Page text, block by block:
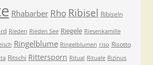
Rhabarber Rho Ribisel Ribiseln
Rieden Rieden See Riegele Riesenkamille
Ringelblume Ringelblumen riso Risotto
Ritschi Rittersporn Ritual Rituale Rizinus